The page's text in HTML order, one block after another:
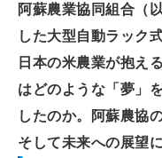
阿蘇農業協同組合（
した大型自動ラック
日本の米農業が抱え
はどのような「夢」
したのか。阿蘇農協
そして未来への展望